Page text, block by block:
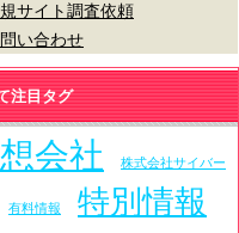
サイト調査依頼
い合わせ
注目タグ
会社 株式会社サイバー
有料情報 特別情報